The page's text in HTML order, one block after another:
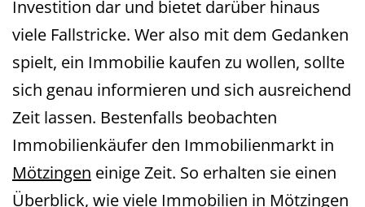
Investition dar und bietet darüber hinaus
viele Fallstricke. Wer also mit dem Gedanken
spielt, ein Immobilie kaufen zu wollen, sollte
sich genau informieren und sich ausreichend
Zeit lassen. Bestenfalls beobachten
Immobilienkäufer den Immobilienmarkt in
Mötzingen einige Zeit. So erhalten sie einen
Überblick, wie viele Immobilien in Mötzingen